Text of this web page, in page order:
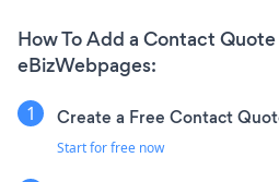
How To Add a Contact
eBizWebpages:
Create a Free Contact
Start for free now